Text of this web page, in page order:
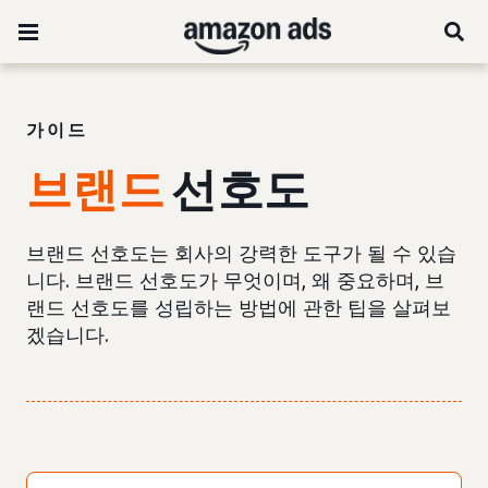
가이드
브랜드선호도
브랜드 선호도는 회사의 강력한 도구가 될 수 있습
니다. 브랜드 선호도가 무엇이며, 왜 중요하며, 브
랜드 선호도를 성립하는 방법에 관한 팁을 살펴보
겠습니다.